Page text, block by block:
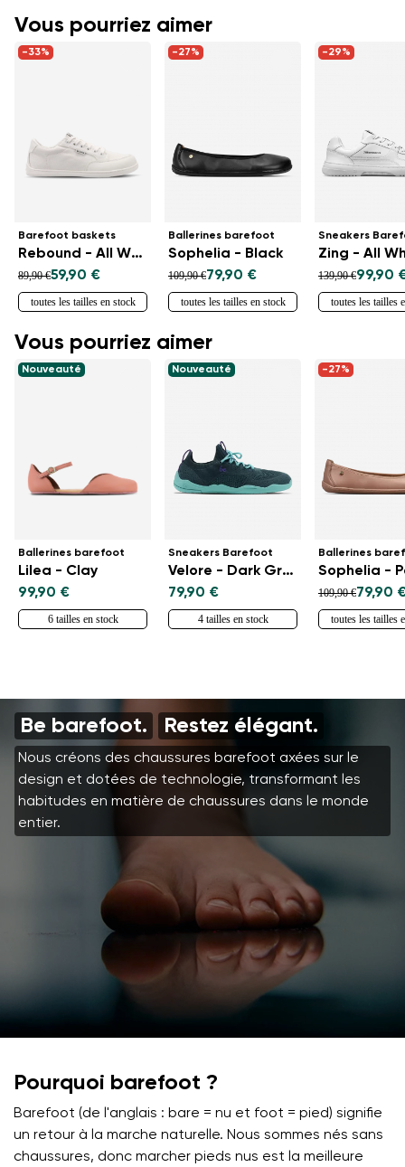
Vous pourriez aimer
-33%
Barefoot baskets
Rebound - All White
89,90 €59,90 €
toutes les tailles en stock
-27%
Ballerines barefoot
Sophelia - Black
109,90 €79,90 €
toutes les tailles en stock
-29%
Sneakers
Zing - All
139,90 €99,90
toutes les tailles
Vous pourriez aimer
Nouveauté
Ballerines barefoot
Lilea - Clay
99,90 €
6 tailles en stock
Nouveauté
Sneakers Barefoot
Velore - Dark Green
79,90 €
4 tailles en stock
-27%
Ballerines
Sophelia -
109,90 €79,90
toutes les tailles
Be barefoot. Restez élégant.
Nous créons des chaussures barefoot axées sur le
design et dotées de technologie, transformant les
habitudes en matière de chaussures dans le monde
entier.
Pourquoi barefoot ?
Barefoot (de l'anglais : bare = nu et foot = pied) signifie
un retour à la marche naturelle. Nous sommes nés sans
chaussures, donc marcher pieds nus est la meilleure